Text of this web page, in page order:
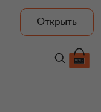
Открыть
49 950 ₽